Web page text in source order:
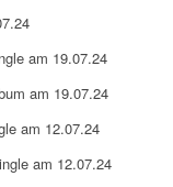
am 19.07.24
am 19.07.24
am 12.07.24
am 12.07.24